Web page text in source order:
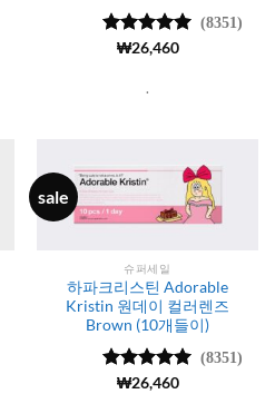
5 중에서
(8351)
₩26,460
.
sale
슈퍼세일
하파크리스틴 Adorable
Kristin 원데이 컬러렌즈
Brown (10개들이)
5 중에서
(8351)
₩26,460